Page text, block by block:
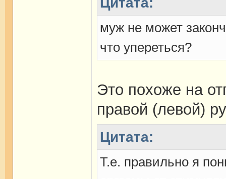
муж не может
что упереться?
Это похоже на
правой (левой)
Цитата:
Т.е. правильно я